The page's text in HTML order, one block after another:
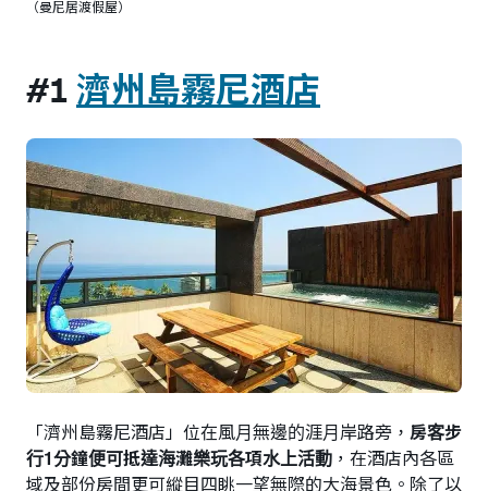
（曼尼居渡假屋）
#1 濟州島霧尼酒店
「濟州島霧尼酒店」位在風月無邊的涯月岸路旁， 房客步
行1分鐘便可抵達海灘樂玩各項水上活動 ，在酒店內各區
域及部份房間更可縱目四眺一望無際的大海景色。除了以